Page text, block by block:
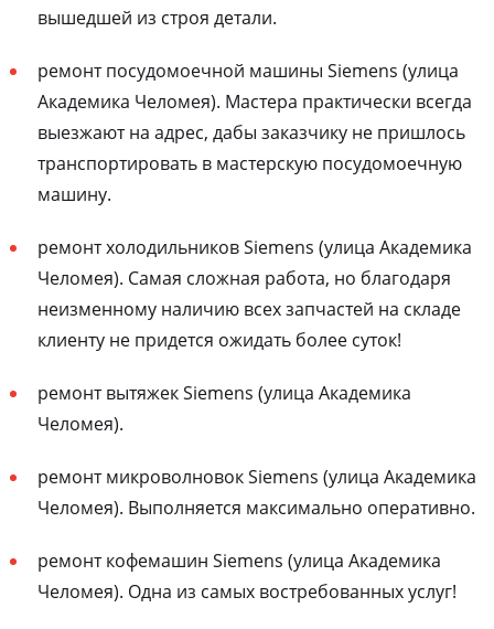
вышедшей из строя детали.
ремонт посудомоечной машины Siemens (улица
Академика Челомея). Мастера практически всегда
выезжают на адрес, дабы заказчику не пришлось
транспортировать в мастерскую посудомоечную
машину.
ремонт холодильников Siemens (улица Академика
Челомея). Самая сложная работа, но благодаря
неизменному наличию всех запчастей на складе
клиенту не придется ожидать более суток!
ремонт вытяжек Siemens (улица Академика
Челомея).
ремонт микроволновок Siemens (улица Академика
Челомея). Выполняется максимально оперативно.
ремонт кофемашин Siemens (улица Академика
Челомея). Одна из самых востребованных услуг!